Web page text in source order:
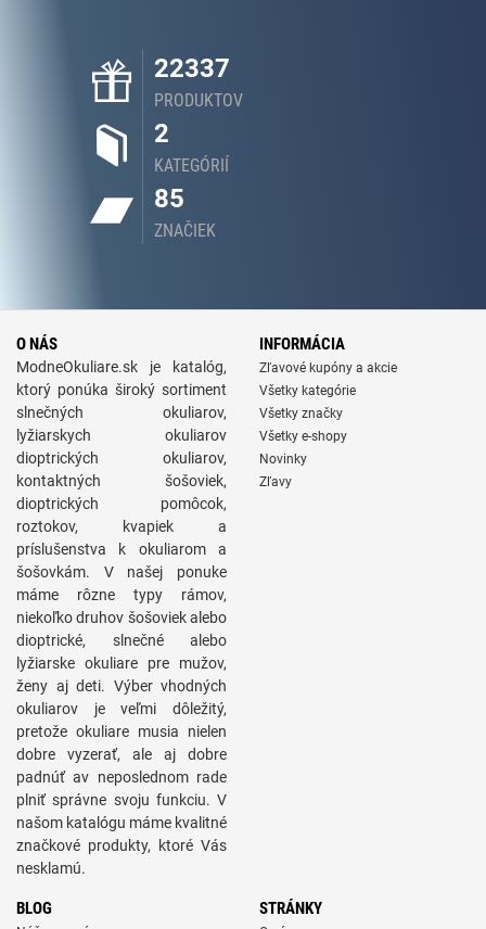
22337
PRODUKTOV
2
KATEGÓRIÍ
85
ZNAČIEK
O NÁS
ModneOkuliare.sk je katalóg,
ktorý ponúka široký sortiment
slnečných okuliarov,
lyžiarskych okuliarov
dioptrických okuliarov,
kontaktných šošoviek,
dioptrických pomôcok,
roztokov, kvapiek a
príslušenstva k okuliarom a
šošovkám. V našej ponuke
máme rôzne typy rámov,
niekoľko druhov šošoviek alebo
dioptrické, slnečné alebo
lyžiarske okuliare pre mužov,
ženy aj deti. Výber vhodných
okuliarov je veľmi dôležitý,
pretože okuliare musia nielen
dobre vyzerať, ale aj dobre
padnúť av neposlednom rade
plniť správne svoju funkciu. V
našom katalógu máme kvalitné
značkové produkty, ktoré Vás
nesklamú.
INFORMÁCIA
Zľavové kupóny a akcie
Všetky kategórie
Všetky značky
Všetky e-shopy
Novinky
Zľavy
BLOG STRÁNKY